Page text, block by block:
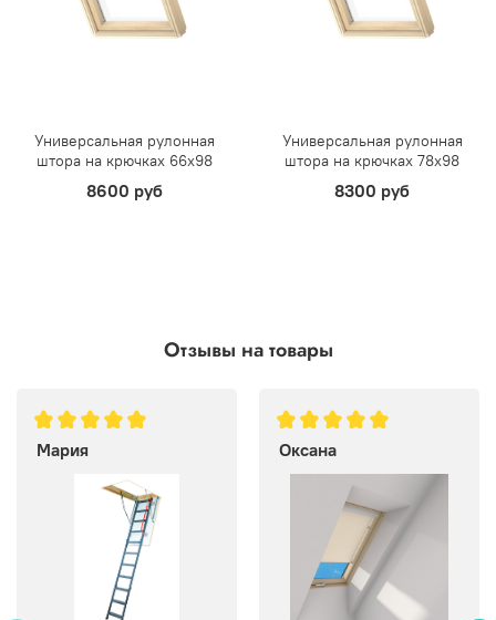
Универсальная рулонная
штора на крючках 66х98
8600 руб
Универсальная рулонная
штора на крючках 78х98
8300 руб
Отзывы на товары
Мария Оксана